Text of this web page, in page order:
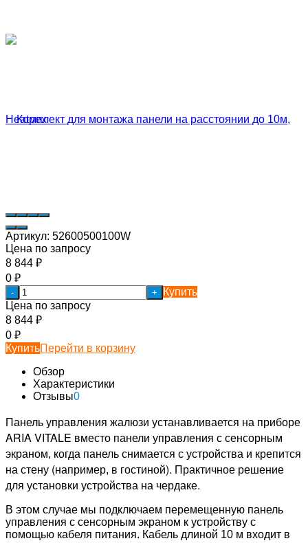
Артикул: 52600500100W
Цена по запросу
8 844 ₽
0 ₽
- +
Купить
Цена по запросу
8 844 ₽
0 ₽
КупитьПерейти в корзину
Обзор
Характеристики
Отзывы0
Панельуправления жалюзи устанавливается на приборе
ARIAVITALE вместо панели управления ссенсорным
экраном, когда панельснимается сустройства и крепится
настену (например, в гостиной). Практичное решение
для установки устройства на чердаке.
В этом случае мы подключаем перемещенную панель
управления с сенсорным экраном к устройству с
помощью кабеля питания. Кабель длиной 10 м входит в